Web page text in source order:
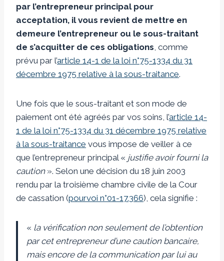
par l’entrepreneur principal pour
acceptation, il vous revient de mettre en
demeure l’entrepreneur ou le sous-traitant
de s’acquitter de ces obligations , comme
prévu par l’article 14-1 de la loi n°75-1334 du 31
décembre 1975 relative à la sous-traitance.
Une fois que le sous-traitant et son mode de
paiement ont été agréés par vos soins, l’article 14-
1 de la loi n°75-1334 du 31 décembre 1975 relative
à la sous-traitance vous impose de veiller à ce
que l’entrepreneur principal « justifie avoir fourni la
caution». Selon une décision du 18 juin 2003
rendu par la troisième chambre civile de la Cour
de cassation (pourvoi n°01-17.366), cela signifie :
« la vérification non seulement de l’obtention
par cet entrepreneur d’une caution bancaire,
mais encore de la communication par lui au